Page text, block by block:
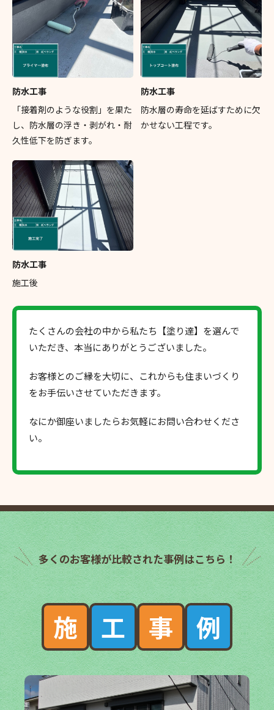
防水工事
「接着剤のような役割」を果た
し、防水層の浮き・剥がれ・耐
久性低下を防ぎます。
防水工事
防水層の寿命を延ばすために欠
かせない工程です。
防水工事
施工後
たくさんの会社の中から私たち【塗り達】を選んで
いただき、本当にありがとうございました。
お客様とのご縁を大切に、これからも住まいづくり
をお手伝いさせていただきます。
なにか御座いましたらお気軽にお問い合わせくださ
い。
多くのお客様が比較された事例はこちら！
施 工 事 例